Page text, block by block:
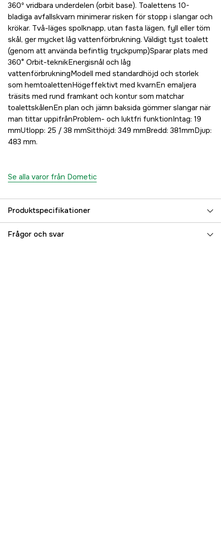
360º vridbara underdelen (orbit base). Toalettens 10-
bladiga avfallskvarn minimerar risken för stopp i slangar och
krökar. Två-läges spolknapp, utan fasta lägen, fyll eller töm
skål, ger mycket låg vattenförbrukning. Väldigt tyst toalett
(genom att använda befintlig tryckpump)Sparar plats med
360° Orbit-teknikEnergisnål och låg
vattenförbrukningModell med standardhöjd och storlek
som hemtoalettenHögeffektivt med kvarnEn emaljera
träsits med rund framkant och kontur som matchar
toalettskålenEn plan och jämn baksida gömmer slangar när
man tittar uppifrånProblem- och luktfri funktionIntag: 19
mmUtlopp: 25 / 38 mmSitthöjd: 349 mmBredd: 381mmDjup:
483 mm.
Se alla varor från Dometic
Produktspecifikationer
Referensnummer 5000024804
Frågor och svar